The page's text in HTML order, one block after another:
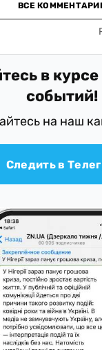
ВСЕ
в
событий!
на наш
Следить в